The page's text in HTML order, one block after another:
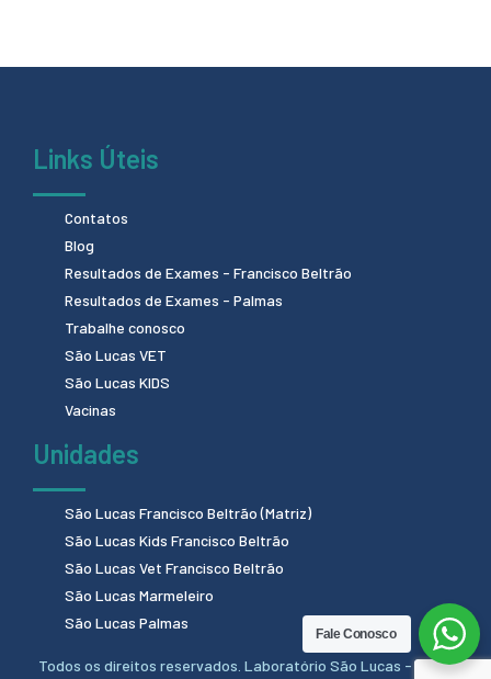
Links Úteis
Contatos
Blog
Resultados de Exames - Francisco Beltrão
Resultados de Exames - Palmas
Trabalhe conosco
São Lucas VET
São Lucas KIDS
Vacinas
Unidades
São Lucas Francisco Beltrão (Matriz)
São Lucas Kids Francisco Beltrão
São Lucas Vet Francisco Beltrão
São Lucas Marmeleiro
São Lucas Palmas
Todos os direitos reservados. Laboratório São Lucas - 2024.
Fale Conosco